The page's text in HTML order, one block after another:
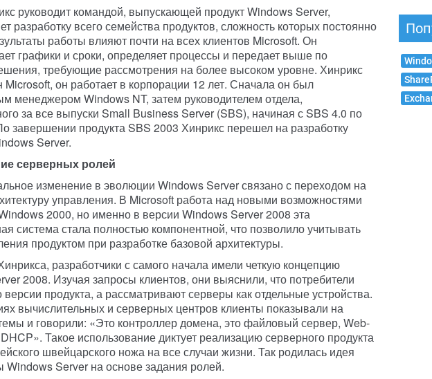
руководит командой, выпускающей продукт Windows Server,
разработку всего семейства продуктов, сложность которых постоянно
работы влияют почти на всех клиентов Microsoft. Он
графики и сроки, определяет процессы и передает выше по
требующие рассмотрения на более высоком уровне. Хинрикс
Microsoft, он работает в корпорации 12 лет. Сначала он был
менеджером Windows NT, затем руководителем отдела,
за все выпуски Small Business Server (SBS), начиная с SBS 4.0 по
завершении продукта SBS 2003 Хинрикс перешел на разработку
Server.
серверных ролей
изменение в эволюции Windows Server связано с переходом на
управления. В Microsoft работа над новыми возможностями
2000, но именно в версии Windows Server 2008 эта
система стала полностью компонентной, что позволило учитывать
продуктом при разработке базовой архитектуры.
разработчики с самого начала имели четкую концепцию
2008. Изучая запросы клиентов, они выяснили, что потребители
продукта, а рассматривают серверы как отдельные устройства.
вычислительных и серверных центров клиенты показывали на
и говорили: «Это контроллер домена, это файловый сервер, Web-
Такое использование диктует реализацию серверного продукта
швейцарского ножа на все случаи жизни. Так родилась идея
Windows Server на основе задания ролей.